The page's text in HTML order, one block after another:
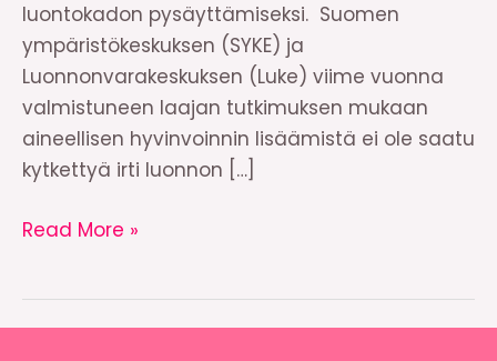
luontokadon pysäyttämiseksi. Suomen
ympäristökeskuksen (SYKE) ja
Luonnonvarakeskuksen (Luke) viime vuonna
valmistuneen laajan tutkimuksen mukaan
aineellisen hyvinvoinnin lisäämistä ei ole saatu
kytkettyä irti luonnon […]
Vasemmistonuoret
opiskelijat:
Read More »